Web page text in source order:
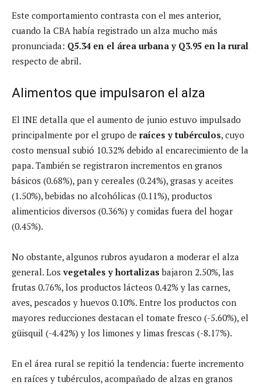
Este comportamiento contrasta con el mes anterior,
cuando la CBA había registrado un alza mucho más
pronunciada: Q5.34 en el área urbana y Q3.95 en la rural
respecto de abril.
Alimentos que impulsaron el alza
El INE detalla que el aumento de junio estuvo impulsado
principalmente por el grupo de raíces y tubérculos, cuyo
costo mensual subió 10.32% debido al encarecimiento de la
papa. También se registraron incrementos en granos
básicos (0.68%), pan y cereales (0.24%), grasas y aceites
(1.50%), bebidas no alcohólicas (0.11%), productos
alimenticios diversos (0.36%) y comidas fuera del hogar
(0.45%).
No obstante, algunos rubros ayudaron a moderar el alza
general. Los vegetales y hortalizas bajaron 2.50%, las
frutas 0.76%, los productos lácteos 0.42% y las carnes,
aves, pescados y huevos 0.10%. Entre los productos con
mayores reducciones destacan el tomate fresco (-5.60%), el
güisquil (-4.42%) y los limones y limas frescas (-8.17%).
En el área rural se repitió la tendencia: fuerte incremento
en raíces y tubérculos, acompañado de alzas en granos